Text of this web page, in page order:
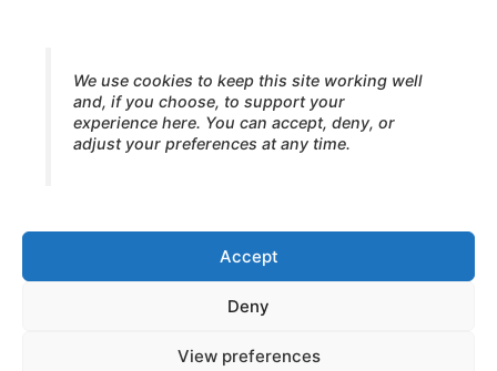
We use cookies to keep this site working well
and, if you choose, to support your
experience here. You can accept, deny, or
adjust your preferences at any time.
Accept
Deny
View preferences
Vanuit veiligheid wordt contact voedend.
Vanuit zwaartekracht wordt relatie mogelijk.
en relationeel vertrouwen.